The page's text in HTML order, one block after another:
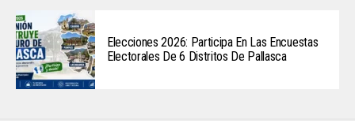
Elecciones 2026: Participa En Las Encuestas
Electorales De 6 Distritos De Pallasca